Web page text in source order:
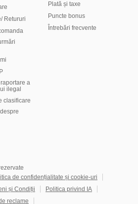
Retururi
a
ilegal
clasificare
Plată și taxe
Puncte bonus
Întrebări frecvente
de confidențialitate și cookie-uri
și Condiții
Politica privind IA
reclame